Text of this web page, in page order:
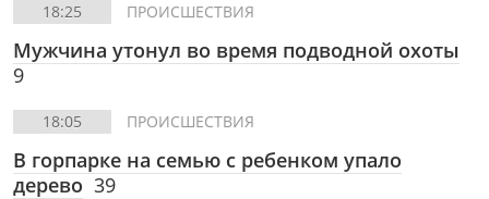
18:25 ПРОИСШЕСТВИЯ
Мужчина утонул во время подводной охоты
9
18:05 ПРОИСШЕСТВИЯ
В горпарке на семью с ребенком упало
дерево 39